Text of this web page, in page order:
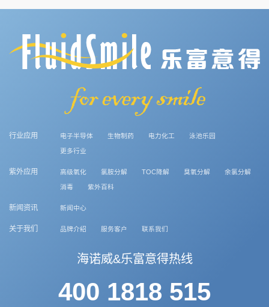
行业应用 电子半导体 生物制药 电力化工 泳池乐园
更多行业
紫外应用 高级氧化 氯胺分解 TOC降解 臭氧分解 余氯分解
消毒 紫外百科
新闻资讯 新闻中心
关于我们 品牌介绍 服务客户 联系我们
海诺威&乐富意得热线
400 1818 515